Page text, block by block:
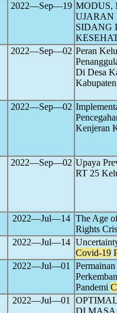
2022―Sep―19 MODUS,
UJARAN
SIDANG
2022―Sep―02 Peran
Di Desa
2022―Sep―02
Kenjeran
2022―Sep―02 Upaya
RT 25
2022―Jul―14 The Age
Rights
2022―Jul―14
Covid-19
2022―Jul―01
Pandemi
2022―Jul―01
DI